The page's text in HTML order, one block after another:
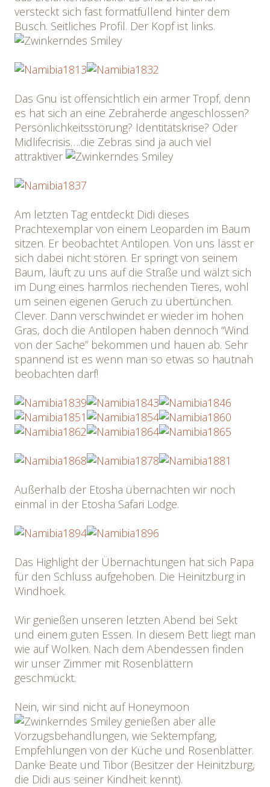
versteckt sich fast formatfüllend hinter dem
Busch. Seitliches Profil. Der Kopf ist links.
Das Gnu ist offensichtlich ein armer Tropf, denn
es hat sich an eine Zebraherde angeschlossen?
Persönlichkeitsstörung? Identitätskrise? Oder
Midlifecrisis….die Zebras sind ja auch viel
attraktiver
Am letzten Tag entdeckt Didi dieses
Prachtexemplar von einem Leoparden im Baum
sitzen. Er beobachtet Antilopen. Von uns lässt er
sich dabei nicht stören. Er springt von seinem
Baum, läuft zu uns auf die Straße und wälzt sich
im Dung eines harmlos riechenden Tieres, wohl
um seinen eigenen Geruch zu übertünchen.
Clever. Dann verschwindet er wieder im hohen
Gras, doch die Antilopen haben dennoch “Wind
von der Sache” bekommen und hauen ab. Sehr
spannend ist es wenn man so etwas so hautnah
beobachten darf!
Außerhalb der Etosha übernachten wir noch
einmal in der Etosha Safari Lodge.
Das Highlight der Übernachtungen hat sich Papa
für den Schluss aufgehoben. Die Heinitzburg in
Windhoek.
Wir genießen unseren letzten Abend bei Sekt
und einem guten Essen. In diesem Bett liegt man
wie auf Wolken. Nach dem Abendessen finden
wir unser Zimmer mit Rosenblättern
geschmückt.
Nein, wir sind nicht auf Honeymoon
genießen aber alle
Vorzugsbehandlungen, wie Sektempfang,
Empfehlungen von der Küche und Rosenblätter.
Danke Beate und Tibor (Besitzer der Heinitzburg,
die Didi aus seiner Kindheit kennt).